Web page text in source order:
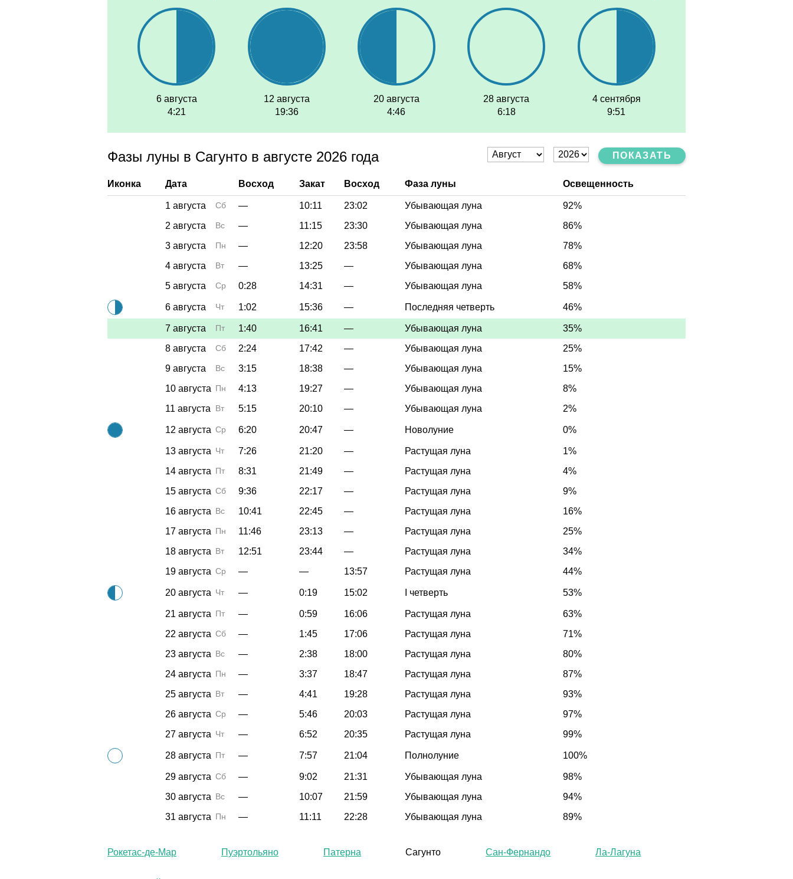
6 августа
4:21
12 августа
19:36
20 августа
4:46
28 августа
6:18
4 сентября
9:51
Фазы луны в Сагунто в августе 2026 года ПОКАЗАТЬ
Иконка Дата Восход Закат Восход Фаза луны Освещенность
1 августа Сб — 10:11 23:02 Убывающая луна
92%
2 августа
Вс — 11:15 23:30 Убывающая луна
86%
3 августа
Пн — 12:20 23:58 Убывающая луна
78%
4 августа
Вт — 13:25 — Убывающая луна
68%
5 августа
Ср 0:28 14:31 — Убывающая луна 58%
6 августа Чт 1:02 15:36 — Последняя четверть 46%
7 августа Пт 1:40 16:41 — Убывающая луна
35%
8 августа
Сб 2:24 17:42 — Убывающая луна
25%
9 августа
Вс 3:15 18:38 — Убывающая луна
15%
10 августа Пн 4:13 19:27 — Убывающая луна
8%
11 августа
Вт 5:15 20:10 — Убывающая луна 2%
12 августа Ср 6:20 20:47 — Новолуние 0%
13 августа Чт 7:26 21:20 — Растущая луна
1%
14 августа Пт 8:31 21:49 — Растущая луна
4%
15 августа Сб 9:36 22:17 — Растущая луна
9%
16 августа Вс 10:41 22:45 — Растущая луна
16%
17 августа Пн 11:46 23:13 — Растущая луна
25%
18 августа Вт 12:51 23:44 — Растущая луна
34%
19 августа Ср — — 13:57 Растущая луна 44%
20 августа Чт — 0:19 15:02 I четверть 53%
21 августа Пт — 0:59 16:06 Растущая луна
63%
22 августа Сб — 1:45 17:06 Растущая луна
71%
23 августа Вс — 2:38 18:00 Растущая луна
80%
24 августа Пн — 3:37 18:47 Растущая луна
87%
25 августа Вт — 4:41 19:28 Растущая луна
93%
26 августа Ср — 5:46 20:03 Растущая луна
97%
27 августа Чт — 6:52 20:35 Растущая луна 99%
28 августа Пт — 7:57 21:04 Полнолуние 100%
29 августа Сб — 9:02 21:31 Убывающая луна
98%
30 августа Вс — 10:07 21:59 Убывающая луна
94%
31 августа Пн — 11:11 22:28 Убывающая луна 89%
Рокетас-де-Мар Пуэртольяно Патерна Сагунто Сан-Фернандо Ла-Лагуна